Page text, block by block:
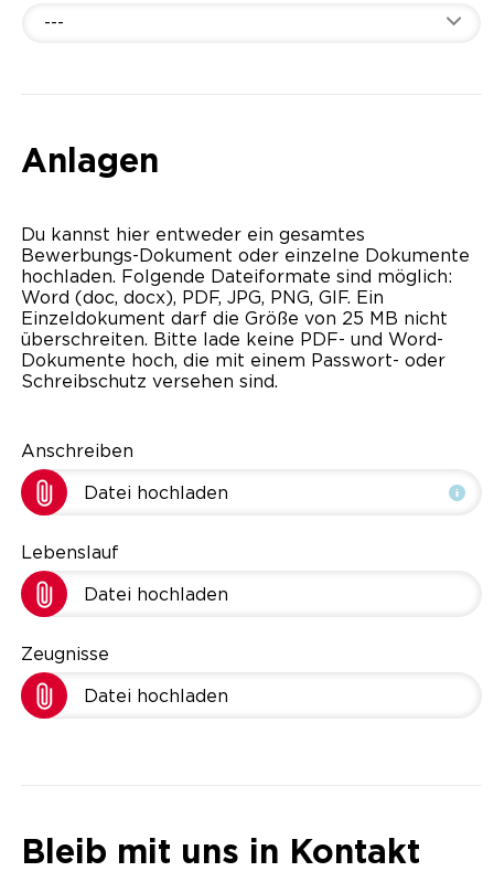
---
Anlagen
Du kannst hier entweder ein gesamtes
Bewerbungs-Dokument oder einzelne Dokumente
hochladen. Folgende Dateiformate sind möglich:
Word (doc, docx), PDF, JPG, PNG, GIF. Ein
Einzeldokument darf die Größe von 25 MB nicht
überschreiten. Bitte lade keine PDF- und Word-
Dokumente hoch, die mit einem Passwort- oder
Schreibschutz versehen sind.
Anschreiben
Datei hochladen
Lebenslauf
Datei hochladen
Zeugnisse
Datei hochladen
Bleib mit uns in Kontakt